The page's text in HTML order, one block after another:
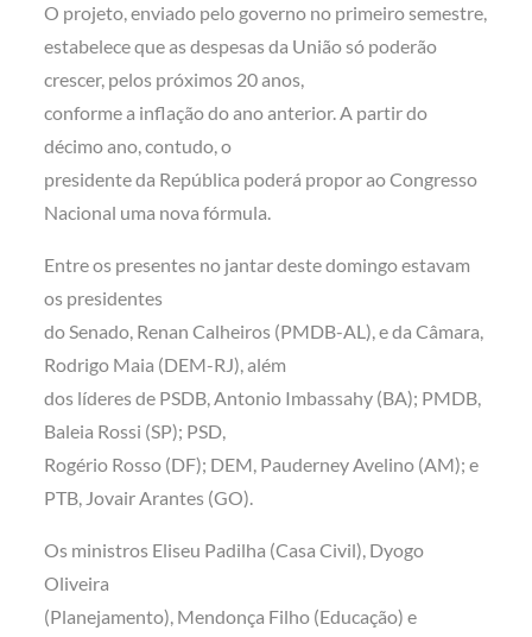
O projeto, enviado pelo governo no primeiro semestre,
estabelece que as despesas da União só poderão
crescer, pelos próximos 20 anos,
conforme a inflação do ano anterior. A partir do
décimo ano, contudo, o
presidente da República poderá propor ao Congresso
Nacional uma nova fórmula.
Entre os presentes no jantar deste domingo estavam
os presidentes
do Senado, Renan Calheiros (PMDB-AL), e da Câmara,
Rodrigo Maia (DEM-RJ), além
dos líderes de PSDB, Antonio Imbassahy (BA); PMDB,
Baleia Rossi (SP); PSD,
Rogério Rosso (DF); DEM, Pauderney Avelino (AM); e
PTB, Jovair Arantes (GO).
Os ministros Eliseu Padilha (Casa Civil), Dyogo
Oliveira
(Planejamento), Mendonça Filho (Educação) e